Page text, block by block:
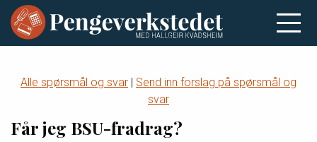
Alle spørsmål og svar | Send inn forslag på spørsmål og
svar
Får jeg BSU-fradrag?